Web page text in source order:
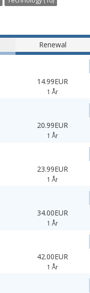
Renewal
14.99EUR
1 År
20.99EUR
1 År
23.99EUR
1 År
34.00EUR
1 År
42.00EUR
1 År